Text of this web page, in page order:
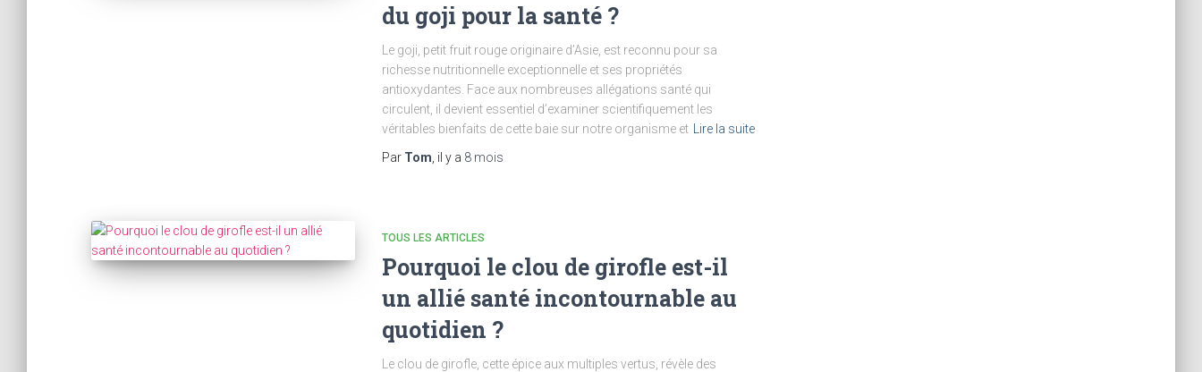
du goji pour la santé ?
Le goji, petit fruit rouge originaire d’Asie, est reconnu pour sa
richesse nutritionnelle exceptionnelle et ses propriétés
antioxydantes. Face aux nombreuses allégations santé qui
circulent, il devient essentiel d’examiner scientifiquement les
véritables bienfaits de cette baie sur notre organisme et
Lire la suite
Par Tom , il y a 8 mois
TOUS LES ARTICLES
Pourquoi le clou de girofle est-il
un allié santé incontournable au
quotidien ?
Le clou de girofle, cette épice aux multiples vertus, révèle des